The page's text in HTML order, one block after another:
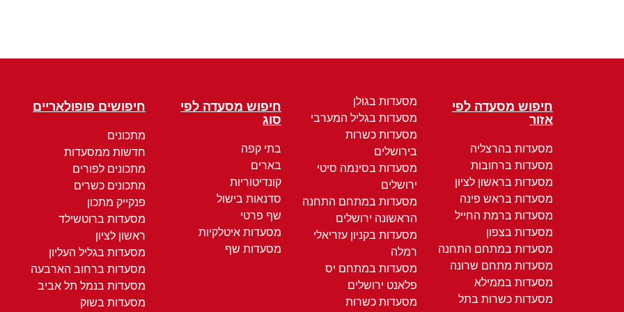
חיפוש מסעדה לפי
אזור
מסעדות בהרצליה
מסעדות ברחובות
מסעדות בראשון לציון
מסעדות בראש פינה
מסעדות ברמת החייל
מסעדות בצפון
מסעדות במתחם התחנה
מסעדות מתחם שרונה
מסעדות בממילא
מסעדות כשרות בתל
מסעדות בגולן
מסעדות בגליל המערבי
מסעדות כשרות
בירושלים
מסעדות בסינמה סיטי
ירושלים
מסעדות במתחם התחנה
הראשונה ירושלים
מסעדות בקניון עזריאלי
רמלה
מסעדות במתחם יס
פלאנט ירושלים
מסעדות כשרות
חיפוש מסעדה לפי
סוג
בתי קפה
בארים
קונדיטוריות
סדנאות בישול
שף פרטי
מסעדות איטלקיות
מסעדות שף
חיפושים פופולאריים
מתכונים
חדשות ממסעדות
מתכונים לפורים
מתכונים כשרים
פנקייק מתכון
מסעדות ברוטשילד
ראשון לציון
מסעדות בגליל העליון
מסעדות ברחוב הארבעה
מסעדות בנמל תל אביב
מסעדות בשוק